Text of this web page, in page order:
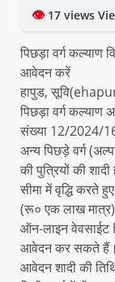
👁17 views
पिछड़ा वर्ग कल्याण
आवेदन करें
हापुड,
पिछड़ा वर्ग
संख्या 12/2024/
अन्य पिछड़े वर्ग
की पुत्रियों की
सीमा में वृद्धि करते
(रू० एक लाख मात्र)
ऑन-लाइन
आवेदन कर सकते हैं।
आवेदन शादी की